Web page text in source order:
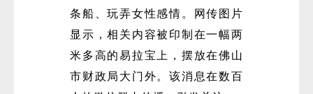
条船、玩弄女性感情。网传图片
显示，相关内容被印制在一幅两
米多高的易拉宝上，摆放在佛山
市财政局大门外。该消息在数百